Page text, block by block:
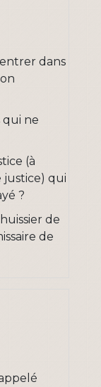
dans
qui ne
(à
justice) qui
?
de
de